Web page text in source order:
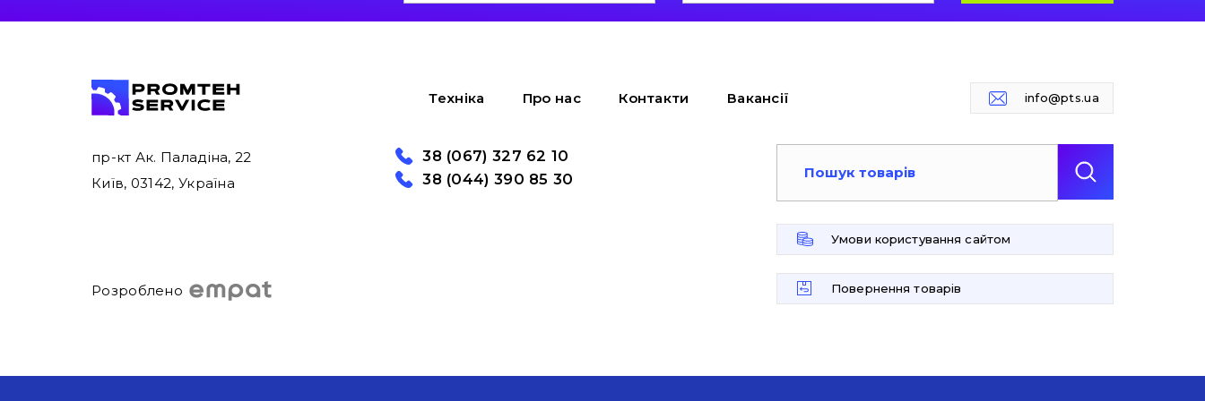
Техніка Про нас Контакти Вакансії info@pts.ua
пр-кт Ак. Паладіна, 22
Київ, 03142, Україна
Розроблено
38 (067) 327 62 10
38 (044) 390 85 30
Умови користування сайтом
Повернення товарів